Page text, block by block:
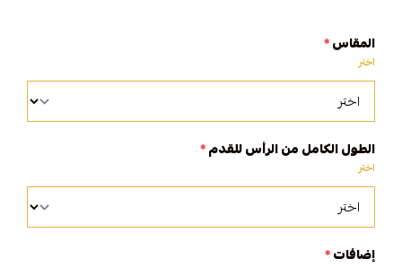
المقاس*
اختر
الطول الكامل من الرأس للقدم*
اختر
إضافات*